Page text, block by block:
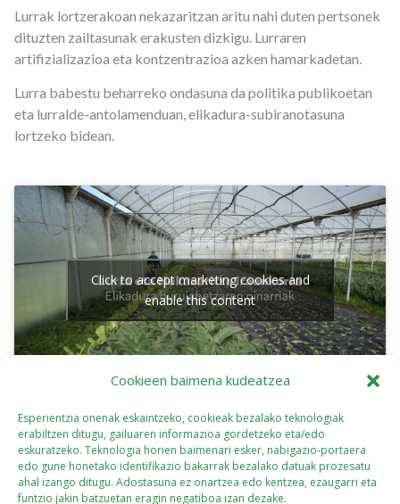
Cookieen baimena kudeatzea
Esperientzia onenak eskaintzeko, cookieak bezalako teknologiak
erabiltzen ditugu, gailuaren informazioa gordetzeko eta/edo
eskuratzeko. Teknologia horien baimenari esker, nabigazio-portaera
edo gune honetako identifikazio bakarrak bezalako datuak prozesatu
ahal izango ditugu. Adostasuna ez onartzea edo kentzea, ezaugarri eta
funtzio jakin batzuetan eragin negatiboa izan dezake.
Lurrak lortzerakoan nekazaritzan aritu nahi duten pertsonek
dituzten zailtasunak erakusten dizkigu. Lurraren
artifizializazioa eta kontzentrazioa azken hamarkadetan.
Lurra babestu beharreko ondasuna da politika publikoetan
eta lurralde-antolamenduan, elikadura-subiranotasuna
lortzeko bidean.
Click to accept marketing cookies and
enable this content